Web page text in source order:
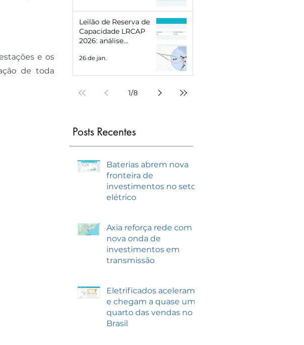
e os
de toda
Leilão de Reserva de
Capacidade LRCAP
2026: análise
preparar com
mercado
26 de jan.
1/8
Posts Recentes
Baterias abrem nova
fronteira de
investimentos no setor
elétrico
Axia reforça rede com
nova onda de
investimentos em
transmissão
Eletrificados aceleram
e chegam a quase um
quarto das vendas no
Brasil